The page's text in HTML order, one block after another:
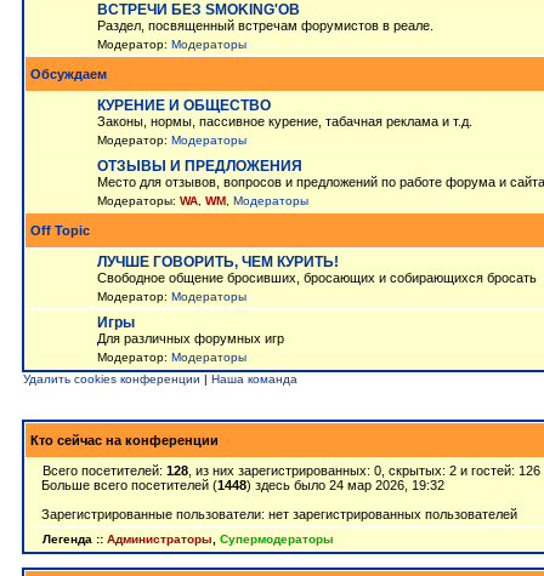
ВСТРЕЧИ БЕЗ SMOKING'OB
Раздел, посвященный встречам форумистов в реале.
Модератор: Модераторы
Обсуждаем
КУРЕНИЕ И ОБЩЕСТВО
Законы, нормы, пассивное курение, табачная реклама и т.д.
Модератор: Модераторы
ОТЗЫВЫ И ПРЕДЛОЖЕНИЯ
Место для отзывов, вопросов и предложений по работе форума и сайта
Модераторы: WA WM Модераторы
Off Topic
ЛУЧШЕ ГОВОРИТЬ, ЧЕМ КУРИТЬ!
Свободное общение бросивших, бросающих и собирающихся бросать
Модератор: Модераторы
Игры
Для различных форумных игр
Модератор: Модераторы
Удалить cookies конференции | Наша команда
Кто сейчас на конференции
Всего посетителей: 128 , из них зарегистрированных: 0, скрытых: 2 и гостей:
Больше всего посетителей (1448) здесь было 24 мар 2026, 19:32
Зарегистрированные пользователи: нет зарегистрированных пользователей
Легенда :: Администраторы Супермодераторы